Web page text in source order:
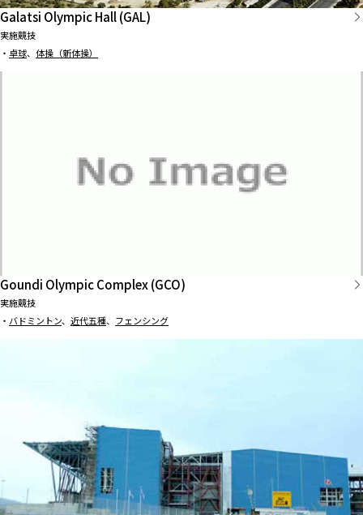
Galatsi Olympic Hall (GAL)
実施競技
・ 卓球、 体操（新体操）
Goundi Olympic Complex (GCO)
実施競技
・ バドミントン、 近代五種、 フェンシング